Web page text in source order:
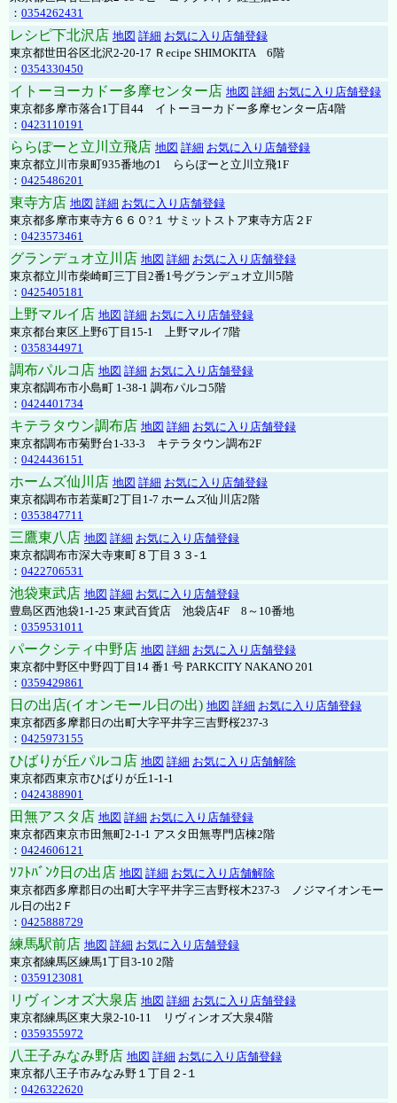
： 0354262431
レシピ下北沢店 地図 詳細 お気に入り店舗登録
東京都世田谷区北沢2-20-17 Ｒecipe SHIMOKITA 6階
： 0354330450
イトーヨーカドー多摩センター店 地図 詳細 お気に入り店舗登録
東京都多摩市落合1丁目44 イトーヨーカドー多摩センター店4階
： 0423110191
ららぽーと立川立飛店 地図 詳細 お気に入り店舗登録
東京都立川市泉町935番地の1 ららぽーと立川立飛1F
： 0425486201
東寺方店 地図 詳細 お気に入り店舗登録
東京都多摩市東寺方６６０?１ サミットストア東寺方店２F
： 0423573461
グランデュオ立川店 地図 詳細 お気に入り店舗登録
東京都立川市柴崎町三丁目2番1号グランデュオ立川5階
： 0425405181
上野マルイ店 地図 詳細 お気に入り店舗登録
東京都台東区上野6丁目15-1 上野マルイ7階
： 0358344971
調布パルコ店 地図 詳細 お気に入り店舗登録
東京都調布市小島町 1-38-1 調布パルコ5階
： 0424401734
キテラタウン調布店 地図 詳細 お気に入り店舗登録
東京都調布市菊野台1-33-3 キテラタウン調布2F
： 0424436151
ホームズ仙川店 地図 詳細 お気に入り店舗登録
東京都調布市若葉町2丁目1-7 ホームズ仙川店2階
： 0353847711
三鷹東八店 地図 詳細 お気に入り店舗登録
東京都調布市深大寺東町８丁目３３-１
： 0422706531
池袋東武店 地図 詳細 お気に入り店舗登録
豊島区西池袋1-1-25 東武百貨店 池袋店4F 8～10番地
： 0359531011
パークシティ中野店 地図 詳細 お気に入り店舗登録
東京都中野区中野四丁目14 番1 号 PARKCITY NAKANO 201
： 0359429861
日の出店(イオンモール日の出) 地図 詳細 お気に入り店舗登録
東京都西多摩郡日の出町大字平井字三吉野桜237-3
： 0425973155
ひばりが丘パルコ店 地図 詳細 お気に入り店舗解除
東京都西東京市ひばりが丘1-1-1
： 0424388901
田無アスタ店 地図 詳細 お気に入り店舗登録
東京都西東京市田無町2-1-1 アスタ田無専門店棟2階
： 0424606121
ｿﾌﾄﾊﾞﾝｸ日の出店 地図 詳細 お気に入り店舗解除
東京都西多摩郡日の出町大字平井字三吉野桜木237-3 ノジマイオンモー
ル日の出2Ｆ
： 0425888729
練馬駅前店 地図 詳細 お気に入り店舗登録
東京都練馬区練馬1丁目3-10 2階
： 0359123081
リヴィンオズ大泉店 地図 詳細 お気に入り店舗登録
東京都練馬区東大泉2-10-11 リヴィンオズ大泉4階
： 0359355972
八王子みなみ野店 地図 詳細 お気に入り店舗登録
東京都八王子市みなみ野１丁目２-１
： 0426322620